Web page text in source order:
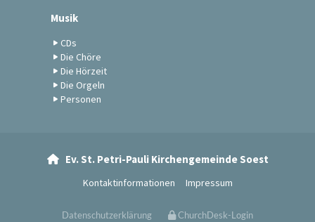
Musik
CDs
Die Chöre
Die Hörzeit
Die Orgeln
Personen
Ev. St. Petri-Pauli Kirchengemeinde Soest
Kontaktinformationen Impressum
Datenschutzerklärung ChurchDesk-Login